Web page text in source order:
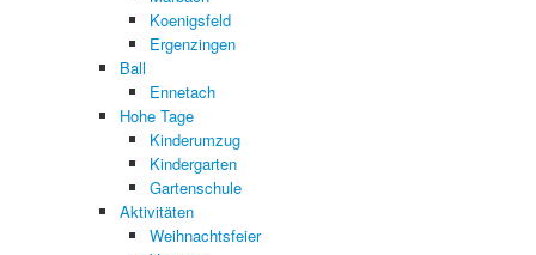
Koenigsfeld
Ergenzingen
Ball
Ennetach
Hohe Tage
Kinderumzug
Kindergarten
Gartenschule
Aktivitäten
Weihnachtsfeier